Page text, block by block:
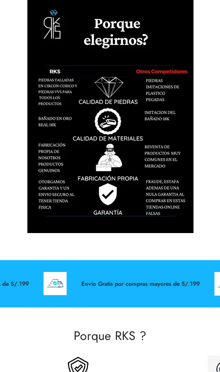
S/.199 Envio Gratis por compras mayores de S/.199
Porque RKS ?